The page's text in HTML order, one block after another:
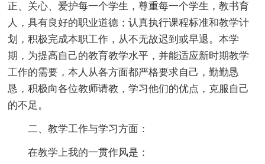
正、关心、爱护每一个学生，尊重每一个学生，教书育
人，具有良好的职业道德；认真执行课程标准和教学计
划，积极完成本职工作，从不无故迟到或早退。本学
期，为提高自己的教育教学水平，并能适应新时期教学
工作的需要，本人从各方面都严格要求自己，勤勤恳
恳，积极向各位教师请教，学习他们的优点，克服自己
的不足。
二、教学工作与学习方面：
在教学上我的一贯作风是：